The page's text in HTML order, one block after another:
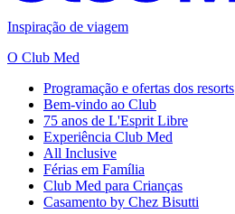
Inspiração de viagem
O Club Med
Programação e ofertas dos resorts
Bem-vindo ao Club
75 anos de L'Esprit Libre
Experiência Club Med
All Inclusive
Férias em Família
Club Med para Crianças
Casamento by Chez Bisutti